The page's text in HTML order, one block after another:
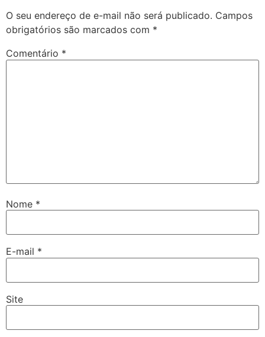
O seu endereço de e-mail não será publicado. Campos
obrigatórios são marcados com *
Comentário *
Nome *
E-mail *
Site